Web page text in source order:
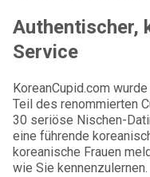
Authentischer,
Service
KoreanCupid.com
Teil des renommierten
30 seriöse Nischen-
eine führende
koreanische Frauen
wie Sie kennenzulernen.